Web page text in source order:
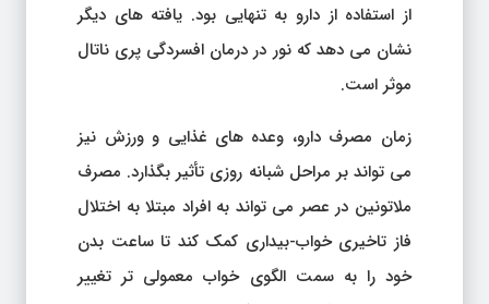
از استفاده از دارو به تنهایی بود. یافته های دیگر
نشان می دهد که نور در درمان افسردگی پری ناتال
موثر است.
زمان مصرف دارو، وعده های غذایی و ورزش نیز
می تواند بر مراحل شبانه روزی تأثیر بگذارد. مصرف
ملاتونین در عصر می تواند به افراد مبتلا به اختلال
فاز تاخیری خواب-بیداری کمک کند تا ساعت بدن
خود را به سمت الگوی خواب معمولی تر تغییر